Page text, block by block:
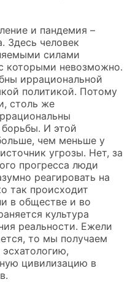
и пандемия –
Здесь человек
силами
которыми невозможно.
иррациональной
политикой. Потому
столь же
И этой
чем меньше у
угрозы. Нет, за
прогресса люди
реагировать на
так происходит
в обществе и во
культура
реальности. Ежели
то мы получаем
цивилизацию в